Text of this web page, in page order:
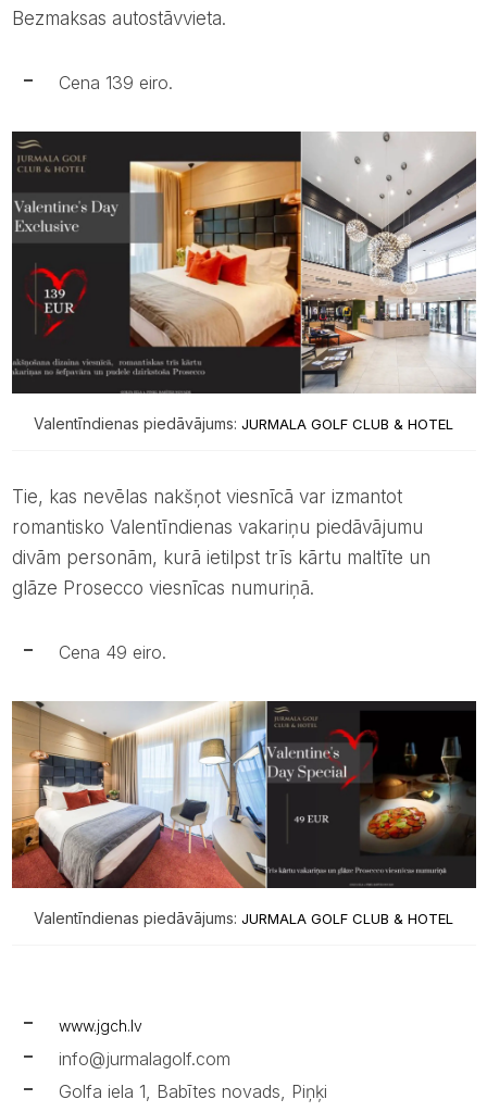
Bezmaksas autostāvvieta.
Cena 139 eiro.
Valentīndienas piedāvājums: JURMALA GOLF CLUB & HOTEL
Tie, kas nevēlas nakšņot viesnīcā var izmantot
romantisko Valentīndienas vakariņu piedāvājumu
divām personām, kurā ietilpst trīs kārtu maltīte un
glāze Prosecco viesnīcas numuriņā.
Cena 49 eiro.
Valentīndienas piedāvājums: JURMALA GOLF CLUB & HOTEL
www.jgch.lv
info@jurmalagolf.com
Golfa iela 1, Babītes novads, Piņķi